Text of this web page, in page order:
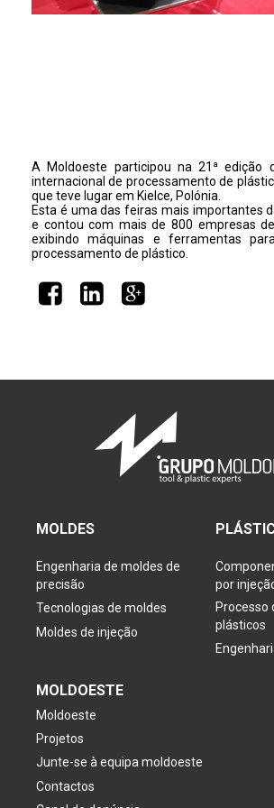
A Moldoeste participou na 21ª edição
internacional de processamento de
que teve lugar em Kielce, Polónia.
Esta é uma das feiras mais importantes
e contou com mais de 800 empresas
exibindo máquinas e ferramentas
processamento de plástico.
MOLDES
Engenharia de moldes de
precisão
Tecnologias de moldes
Moldes de injeção
por
Processo
plásticos
MOLDOESTE
Moldoeste
Projetos
Junte-se à equipa moldoeste
Contactos